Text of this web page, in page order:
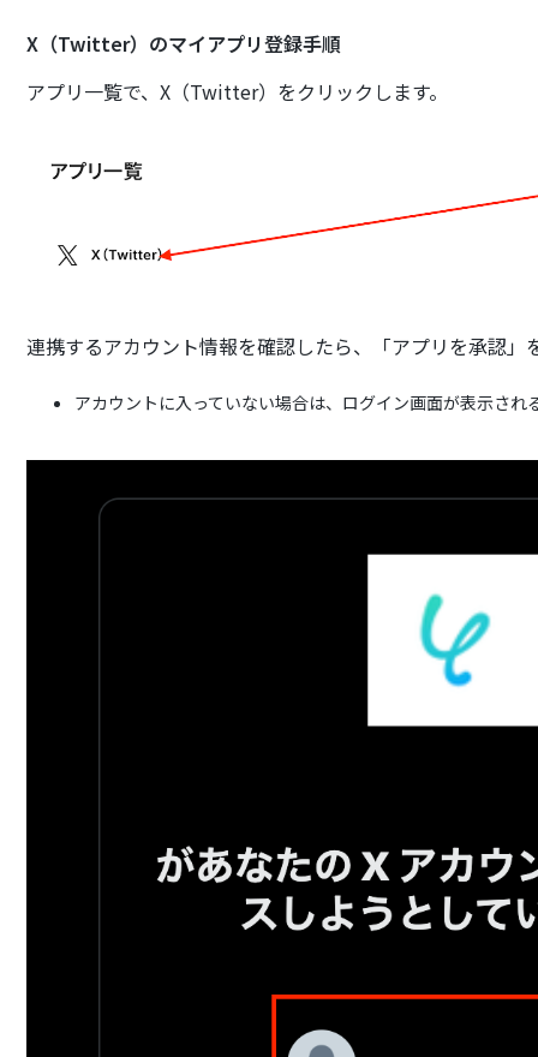
X（Twitter）のマイアプリ登録手順
アプリ一覧で、X（Twitter）をクリックします。
連携するアカウント情報を確認したら、「アプリを承認」
アカウントに入っていない場合は、ログイン画面が表示さ